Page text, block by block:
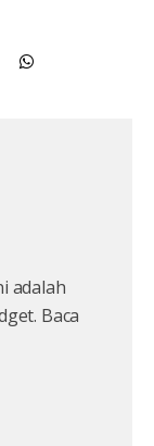
adalah
Baca